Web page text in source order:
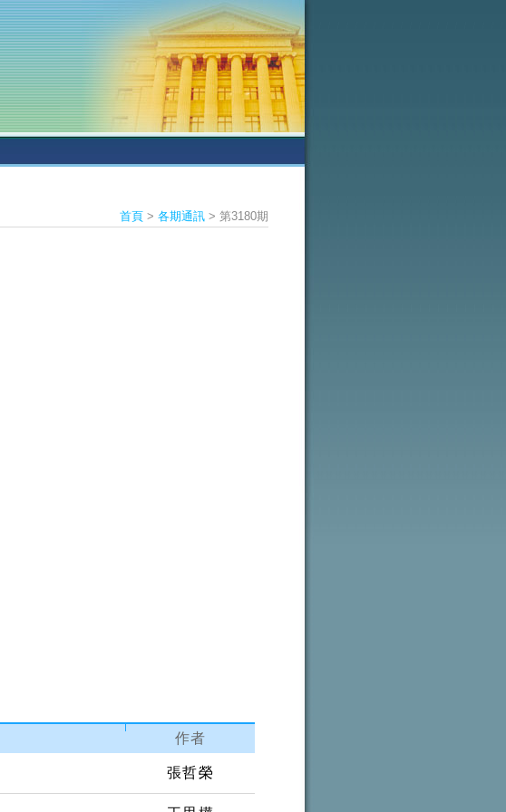
首頁 > 各期通訊 > 第3180期
作者
張哲榮